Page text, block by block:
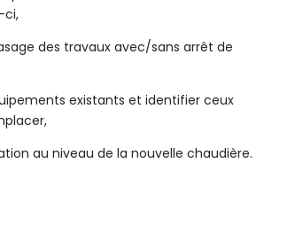
ci,
des travaux avec/sans arrêt de
existants et identifier ceux
au niveau de la nouvelle chaudière.